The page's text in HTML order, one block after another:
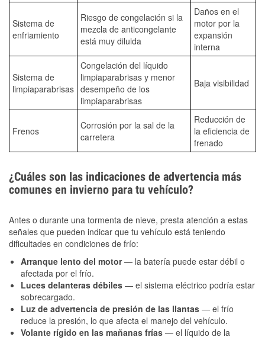
Sistema de
enfriamiento
Riesgo de congelación si la
mezcla de anticongelante
está muy diluida
Daños en el
motor por la
expansión
interna
Sistema de
limpiaparabrisas
Congelación del líquido
limpiaparabrisas y menor
desempeño de los
limpiaparabrisas
Baja visibilidad
Frenos
Corrosión por la sal de la
carretera
Reducción de
la eficiencia de
frenado
¿Cuáles son las indicaciones de advertencia más
comunes en invierno para tu vehículo?
Antes o durante una tormenta de nieve, presta atención a estas
señales que pueden indicar que tu vehículo está teniendo
dificultades en condiciones de frío:
Arranque lento del motor— la batería puede estar débil o
afectada por el frío.
Luces delanteras débiles — el sistema eléctrico podría estar
sobrecargado.
Luz de advertencia de presión de las llantas — el frío
reduce la presión, lo que afecta el manejo del vehículo.
Volante rígido en las mañanas frías — el líquido de la